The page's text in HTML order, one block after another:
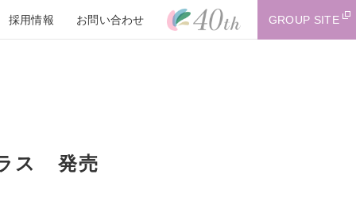
採用情報 お問い合わせ GROUP SITE
ス 発売